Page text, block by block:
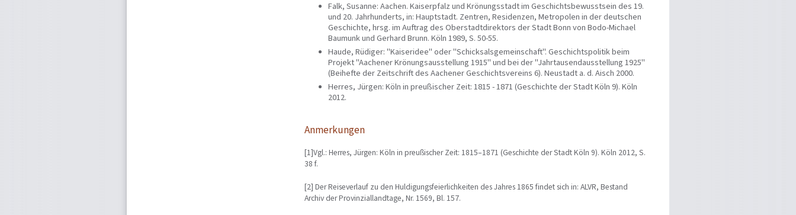
Falk, Susanne: Aachen. Kaiserpfalz und Krönungsstadt im Geschichtsbewusstsein des 19.
und 20. Jahrhunderts, in: Hauptstadt. Zentren, Residenzen, Metropolen in der deutschen
Geschichte, hrsg. im Auftrag des Oberstadtdirektors der Stadt Bonn von Bodo-Michael
Baumunk und Gerhard Brunn. Köln 1989, S. 50-55.
Haude, Rüdiger: "Kaiseridee" oder "Schicksalsgemeinschaft". Geschichtspolitik beim
Projekt "Aachener Krönungsausstellung 1915" und bei der "Jahrtausendausstellung 1925"
(Beihefte der Zeitschrift des Aachener Geschichtsvereins 6). Neustadt a. d. Aisch 2000.
Herres, Jürgen: Köln in preußischer Zeit: 1815 - 1871 (Geschichte der Stadt Köln 9). Köln
2012.
Anmerkungen
[1]Vgl.: Herres, Jürgen: Köln in preußischer Zeit: 1815–1871 (Geschichte der Stadt Köln 9). Köln 2012, S.
38 f.
[2] Der Reiseverlauf zu den Huldigungsfeierlichkeiten des Jahres 1865 findet sich in: ALVR, Bestand
Archiv der Provinziallandtage, Nr. 1569, Bl. 157.